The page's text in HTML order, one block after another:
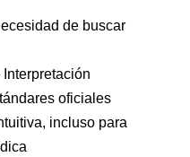
de buscar
oficiales
incluso para